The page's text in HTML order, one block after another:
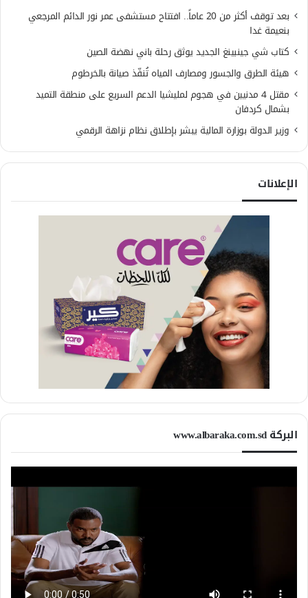
بعد توقف أكثر من 20 عاماً.. افتتاح مستشفى عمر نور الدائم المرجعي
بنعيمة غدا
كتاب شي جينبينغ الجديد يوثق رحلة باني نهضة الصين
هيئة الطرق والجسور ومصارف المياه تُنفّذ صيانة بالخرطوم
مقتل 4 مدنيين في هجوم لمليشيا الدعم السريع على منطقة التميد
بشمال كردفان
وزير الدولة بوزارة المالية يبشر بإطلاق نظام نزاهة الرقمي
الإعلانات
البركة www.albaraka.com.sd